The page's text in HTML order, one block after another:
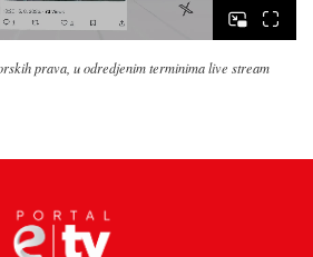
prava, u odredjenim terminima live stream